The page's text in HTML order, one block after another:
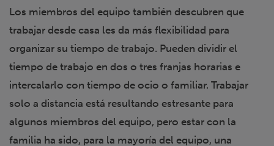
Los miembros del equipo también descubren que
trabajar desde casa les da más flexibilidad para
organizar su tiempo de trabajo. Pueden dividir el
tiempo de trabajo en dos o tres franjas horarias e
intercalarlo con tiempo de ocio o familiar. Trabajar
solo a distancia está resultando estresante para
algunos miembros del equipo, pero estar con la
familia ha sido, para la mayoría del equipo, una